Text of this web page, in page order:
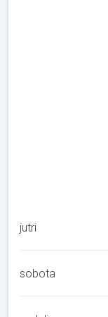
jutri
sobota